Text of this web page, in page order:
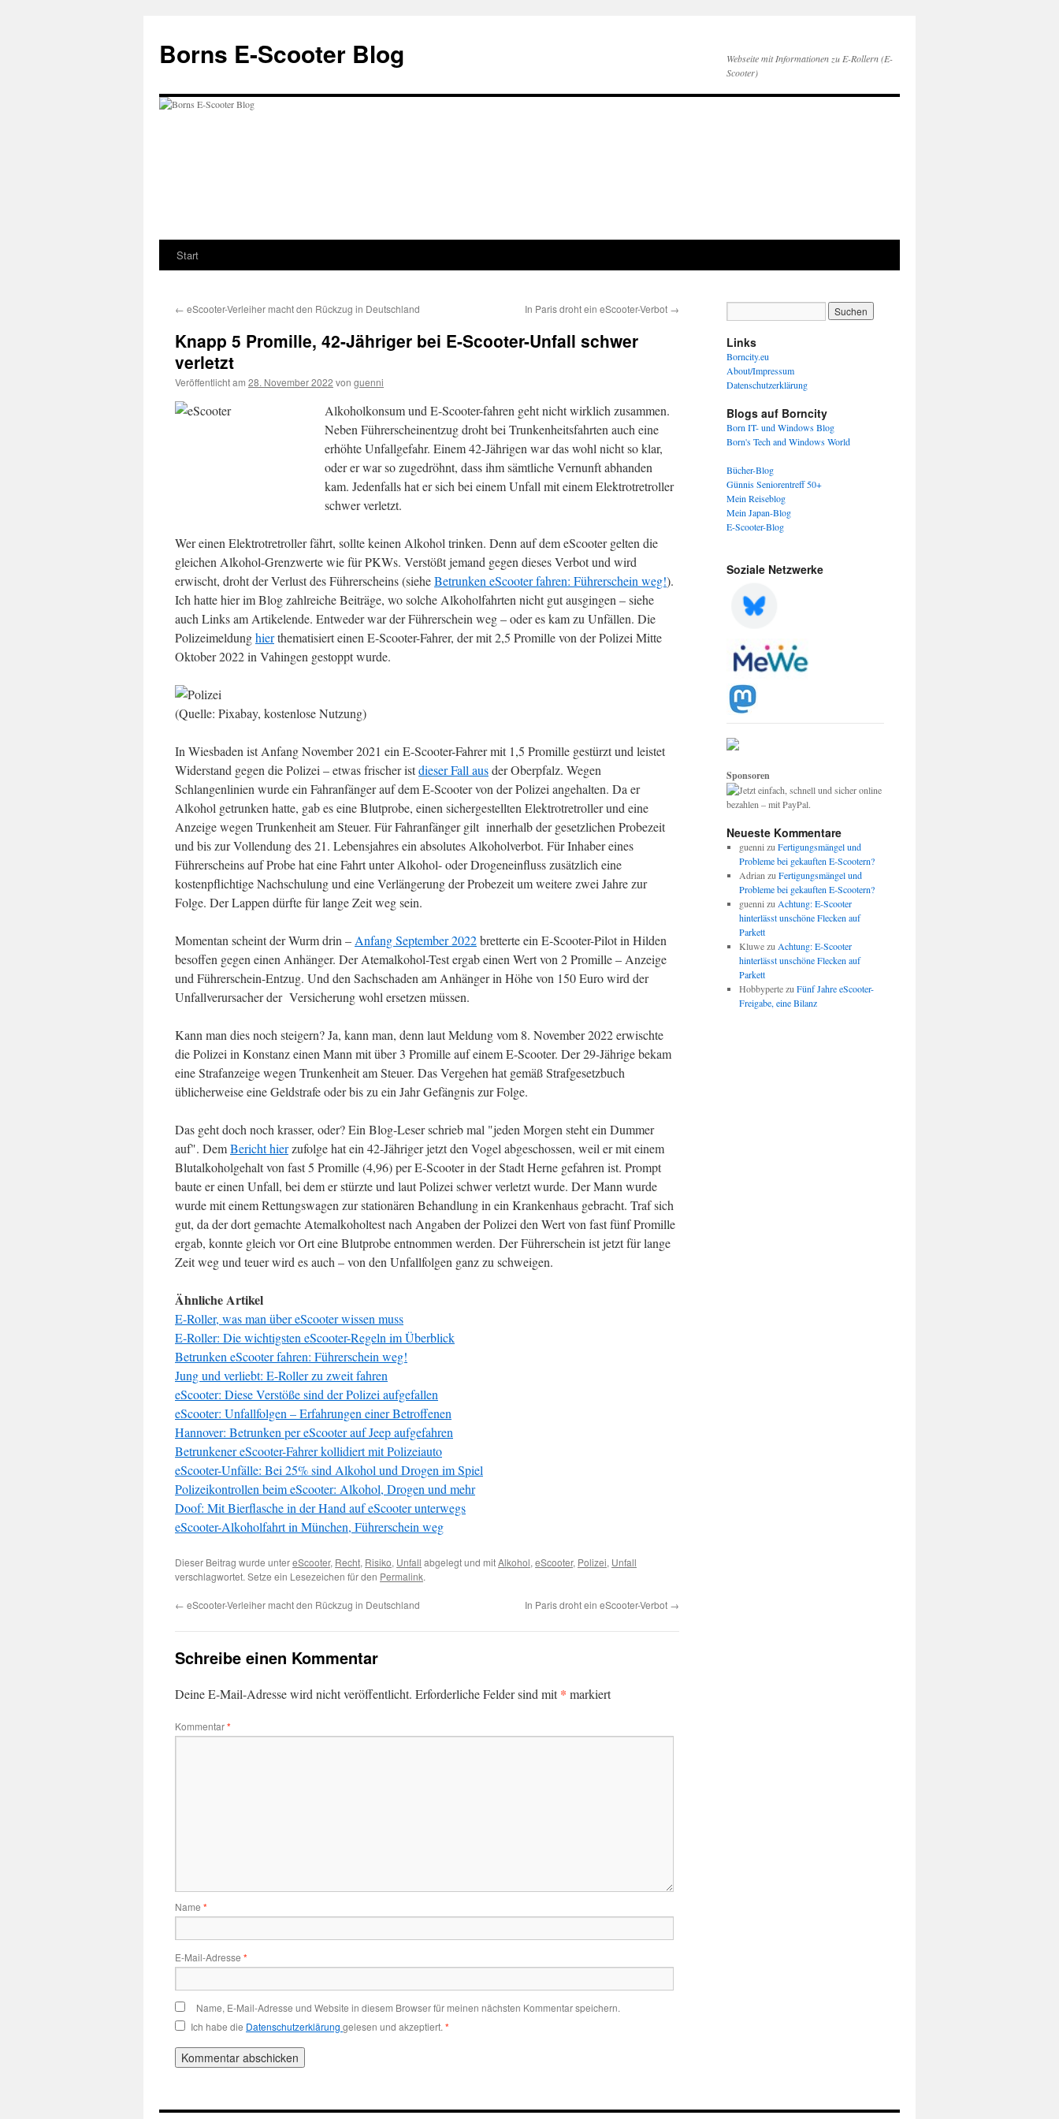
springen
Borns E-Scooter Blog
Webseite mit Informationen zu E-Rollern (E-
Scooter)
Start
← eScooter-Verleiher macht den Rückzug in Deutschland In Paris droht ein eScooter-Verbot →
Knapp 5 Promille, 42-Jähriger bei E-Scooter-Unfall schwer
verletzt
Veröffentlicht am 28. November 2022 von guenni
Alkoholkonsum und E-Scooter-fahren geht nicht wirklich zusammen.
Neben Führerscheinentzug droht bei Trunkenheitsfahrten auch eine
erhöhte Unfallgefahr. Einem 42-Jährigen war das wohl nicht so klar,
oder er war so zugedröhnt, dass ihm sämtliche Vernunft abhanden
kam. Jedenfalls hat er sich bei einem Unfall mit einem Elektrotretroller
schwer verletzt.
Wer einen Elektrotretroller fährt, sollte keinen Alkohol trinken. Denn auf dem eScooter gelten die
gleichen Alkohol-Grenzwerte wie für PKWs. Verstößt jemand gegen dieses Verbot und wird
erwischt, droht der Verlust des Führerscheins (sieheBetrunken eScooter fahren: Führerschein weg!).
Ich hatte hier im Blog zahlreiche Beiträge, wo solche Alkoholfahrten nicht gut ausgingen – siehe
auch Links am Artikelende. Entweder war der Führerschein weg – oder es kam zu Unfällen. Die
Polizeimeldunghierthematisiert einen E-Scooter-Fahrer, der mit 2,5 Promille von der Polizei Mitte
Oktober 2022 in Vahingen gestoppt wurde.
(Quelle: Pixabay, kostenlose Nutzung)
In Wiesbaden ist Anfang November 2021 ein E-Scooter-Fahrer mit 1,5 Promille gestürzt und leistet
Widerstand gegen die Polizei – etwas frischer istdieser Fall ausder Oberpfalz. Wegen
Schlangenlinien wurde ein Fahranfänger auf dem E-Scooter von der Polizei angehalten. Da er
Alkohol getrunken hatte, gab es eine Blutprobe, einen sichergestellten Elektrotretroller und eine
Anzeige wegen Trunkenheit am Steuer. Für Fahranfänger gilt innerhalb der gesetzlichen Probezeit
und bis zur Vollendung des 21. Lebensjahres ein absolutes Alkoholverbot. Für Inhaber eines
Führerscheins auf Probe hat eine Fahrt unter Alkohol- oder Drogeneinfluss zusätzlich eine
kostenpflichtige Nachschulung und eine Verlängerung der Probezeit um weitere zwei Jahre zur
Folge. Der Lappen dürfte für lange Zeit weg sein.
Momentan scheint der Wurm drin – Anfang September 2022bretterte ein E-Scooter-Pilot in Hilden
besoffen gegen einen Anhänger. Der Atemalkohol-Test ergab einen Wert von 2 Promille – Anzeige
und Führerschein-Entzug. Und den Sachschaden am Anhänger in Höhe von 150 Euro wird der
Unfallverursacher der Versicherung wohl ersetzen müssen.
Kann man dies noch steigern? Ja, kann man, denn laut Meldung vom 8. November 2022 erwischte
die Polizei in Konstanz einen Mann mit über 3 Promille auf einem E-Scooter. Der 29-Jährige bekam
eine Strafanzeige wegen Trunkenheit am Steuer. Das Vergehen hat gemäß Strafgesetzbuch
üblicherweise eine Geldstrafe oder bis zu ein Jahr Gefängnis zur Folge.
Das geht doch noch krasser, oder? Ein Blog-Leser schrieb mal "jeden Morgen steht ein Dummer
auf". DemBericht hierzufolge hat ein 42-Jähriger jetzt den Vogel abgeschossen, weil er mit einem
Blutalkoholgehalt von fast 5 Promille (4,96) per E-Scooter in der Stadt Herne gefahren ist. Prompt
baute er einen Unfall, bei dem er stürzte und laut Polizei schwer verletzt wurde. Der Mann wurde
wurde mit einem Rettungswagen zur stationären Behandlung in ein Krankenhaus gebracht. Traf sich
gut, da der dort gemachte Atemalkoholtest nach Angaben der Polizei den Wert von fast fünf Promille
ergab, konnte gleich vor Ort eine Blutprobe entnommen werden. Der Führerschein ist jetzt für lange
Zeit weg und teuer wird es auch – von den Unfallfolgen ganz zu schweigen.
Ähnliche Artikel
E-Roller, was man über eScooter wissen muss
E-Roller: Die wichtigsten eScooter-Regeln im Überblick
Betrunken eScooter fahren: Führerschein weg!
Jung und verliebt: E-Roller zu zweit fahren
eScooter: Diese Verstöße sind der Polizei aufgefallen
eScooter: Unfallfolgen – Erfahrungen einer Betroffenen
Hannover: Betrunken per eScooter auf Jeep aufgefahren
Betrunkener eScooter-Fahrer kollidiert mit Polizeiauto
eScooter-Unfälle: Bei 25% sind Alkohol und Drogen im Spiel
Polizeikontrollen beim eScooter: Alkohol, Drogen und mehr
Doof: Mit Bierflasche in der Hand auf eScooter unterwegs
eScooter-Alkoholfahrt in München, Führerschein weg
Dieser Beitrag wurde untereScooter, Recht, Risiko, Unfall abgelegt und mitAlkohol, eScooter, Polizei, Unfall
verschlagwortet. Setze ein Lesezeichen für den Permalink.
← eScooter-Verleiher macht den Rückzug in Deutschland In Paris droht ein eScooter-Verbot →
Schreibe einen Kommentar
Deine E-Mail-Adresse wird nicht veröffentlicht. Erforderliche Felder sind mit* markiert
Kommentar*
Name *
E-Mail-Adresse *
Name, E-Mail-Adresse und Website in diesem Browser für meinen nächsten Kommentar speichern.
Ich habe die Datenschutzerklärung gelesen und akzeptiert. *
Links
Borncity.eu
About/Impressum
Datenschutzerklärung
Blogs auf Borncity
Born IT- und Windows Blog
Born's Tech and Windows World
Bücher-Blog
Günnis Seniorentreff 50+
Mein Reiseblog
Mein Japan-Blog
E-Scooter-Blog
Soziale Netzwerke
Sponsoren
Neueste Kommentare
guenni zu Fertigungsmängel und
Probleme bei gekauften E-Scootern?
Adrian zu Fertigungsmängel und
Probleme bei gekauften E-Scootern?
guenni zu Achtung: E-Scooter
hinterlässt unschöne Flecken auf
Parkett
Kluwezu Achtung: E-Scooter
hinterlässt unschöne Flecken auf
Parkett
Hobbypertezu Fünf Jahre eScooter-
Freigabe, eine Bilanz